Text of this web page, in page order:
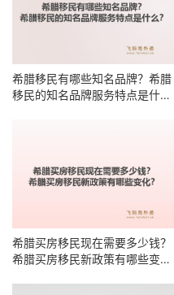
希腊移民有哪些知名品牌？希腊
移民的知名品牌服务特点是什
希腊买房移民现在需要多少钱？
希腊买房移民新政策有哪些变